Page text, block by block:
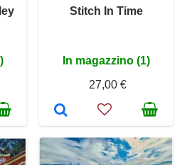
Stitch In Time
In magazzino (1)
27,00 €